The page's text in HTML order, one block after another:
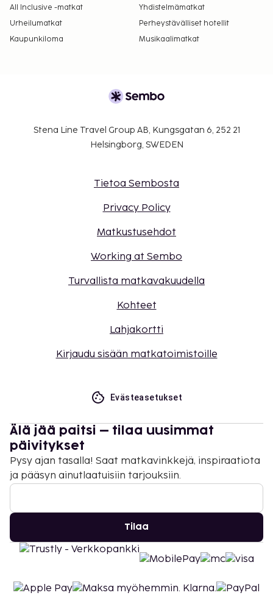
All Inclusive -matkat
Yhdistelmämatkat
Urheilumatkat
Perheystävälliset hotellit
Kaupunkiloma
Musikaalimatkat
Stena Line Travel Group AB, Kungsgatan 6, 252 21
Helsingborg, SWEDEN
Tietoa Sembosta
Privacy Policy
Matkustusehdot
Working at Sembo
Turvallista matkavakuudella
Kohteet
Lahjakortti
Kirjaudu sisään matkatoimistoille
Evästeasetukset
Älä jää paitsi – tilaa uusimmat
päivitykset
Pysy ajan tasalla! Saat matkavinkkejä, inspiraatiota
ja pääsyn ainutlaatuisiin tarjouksiin.
Tilaa